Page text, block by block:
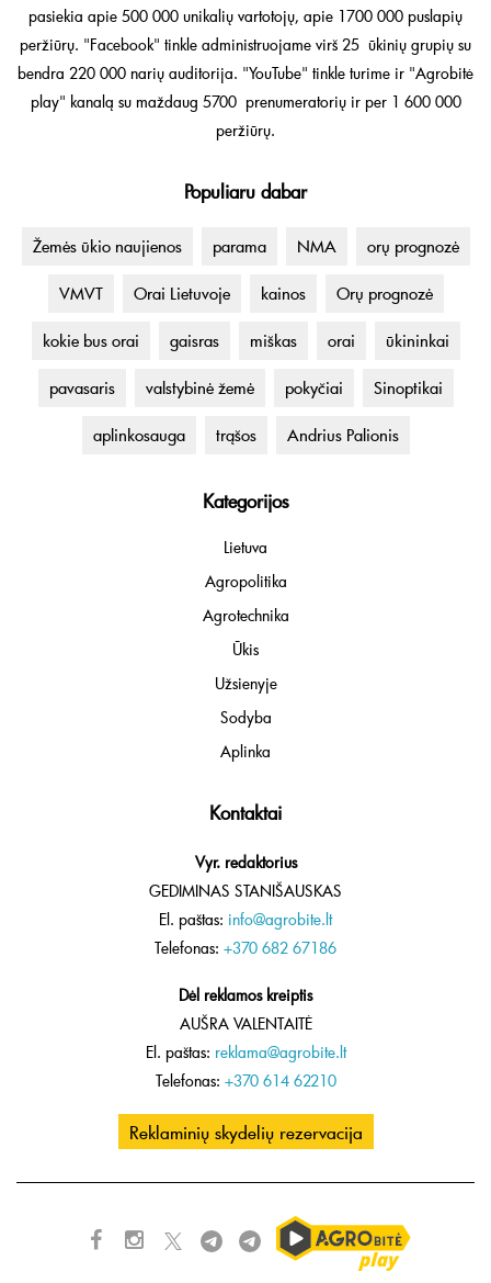
pasiekia apie 500 000 unikalių vartotojų, apie 1700 000 puslapių
peržiūrų. "Facebook" tinkle administruojame virš 25 ūkinių grupių su
bendra 220 000 narių auditorija. "YouTube" tinkle turime ir "Agrobitė
play" kanalą su maždaug 5700 prenumeratorių ir per 1 600 000
peržiūrų.
Populiaru dabar
Žemės ūkio naujienos parama NMA orų prognozė
VMVT Orai Lietuvoje kainos Orų prognozė
kokie bus orai gaisras miškas orai ūkininkai
pavasaris valstybinė žemė pokyčiai Sinoptikai
aplinkosauga trąšos Andrius Palionis
Kategorijos
Lietuva
Agropolitika
Agrotechnika
Ūkis
Užsienyje
Sodyba
Aplinka
Kontaktai
Vyr. redaktorius
GEDIMINAS STANIŠAUSKAS
El. paštas: info@agrobite.lt
Telefonas: +370 682 67186
Dėl reklamos kreiptis
AUŠRA VALENTAITĖ
El. paštas: reklama@agrobite.lt
Telefonas: +370 614 62210
Reklaminių skydelių rezervacija